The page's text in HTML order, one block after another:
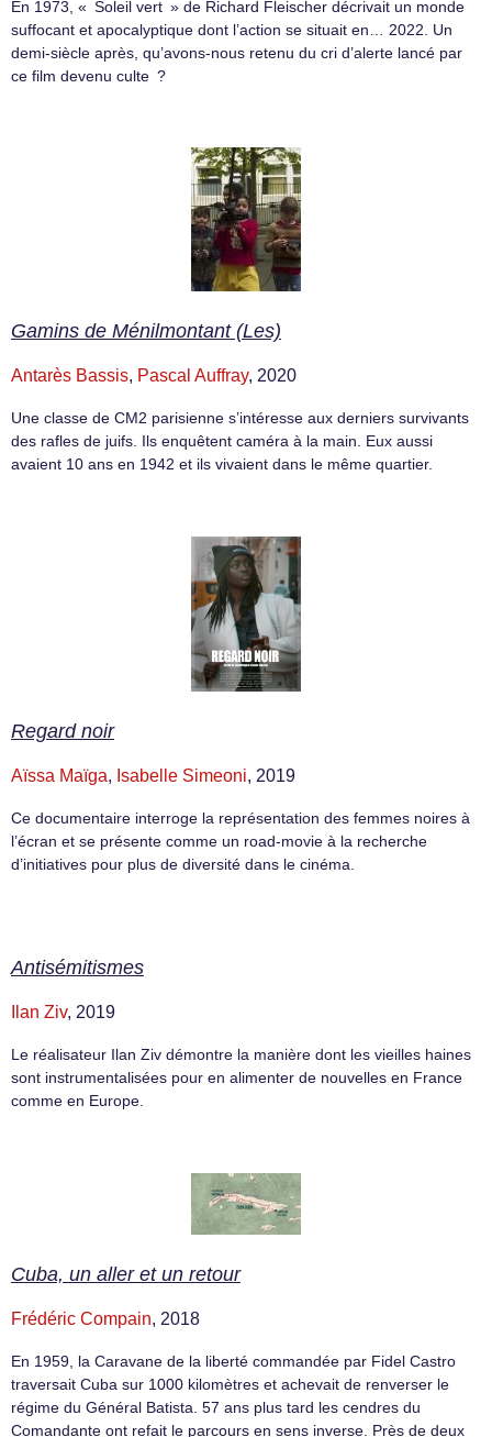
En 1973, « Soleil vert » de Richard Fleischer décrivait un monde
suffocant et apocalyptique dont l’action se situait en… 2022. Un
demi-siècle après, qu’avons-nous retenu du cri d’alerte lancé par
ce film devenu culte ?
Gamins de Ménilmontant (Les)
Antarès Bassis, Pascal Auffray, 2020
Une classe de CM2 parisienne s’intéresse aux derniers survivants
des rafles de juifs. Ils enquêtent caméra à la main. Eux aussi
avaient 10 ans en 1942 et ils vivaient dans le même quartier.
Regard noir
Aïssa Maïga, Isabelle Simeoni, 2019
Ce documentaire interroge la représentation des femmes noires à
l’écran et se présente comme un road-movie à la recherche
d’initiatives pour plus de diversité dans le cinéma.
Antisémitismes
Ilan Ziv, 2019
Le réalisateur Ilan Ziv démontre la manière dont les vieilles haines
sont instrumentalisées pour en alimenter de nouvelles en France
comme en Europe.
Cuba, un aller et un retour
Frédéric Compain, 2018
En 1959, la Caravane de la liberté commandée par Fidel Castro
traversait Cuba sur 1000 kilomètres et achevait de renverser le
régime du Général Batista. 57 ans plus tard les cendres du
Comandante ont refait le parcours en sens inverse. Près de deux